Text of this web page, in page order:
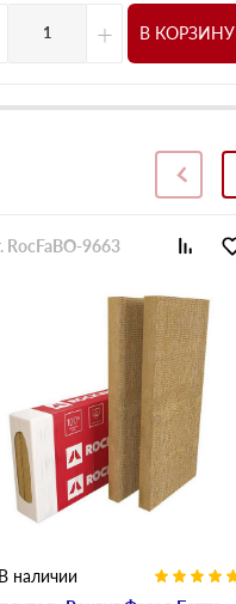
+ В КОРЗИНУ
В наличии
RocFaBO-9663